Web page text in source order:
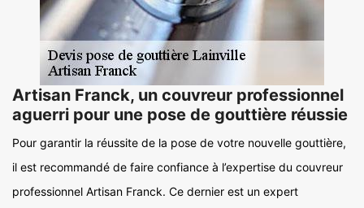
Artisan Franck, un couvreur professionnel
aguerri pour une pose de gouttière réussie
Pour garantir la réussite de la pose de votre nouvelle gouttière,
il est recommandé de faire confiance à l’expertise du couvreur
professionnel Artisan Franck. Ce dernier est un expert